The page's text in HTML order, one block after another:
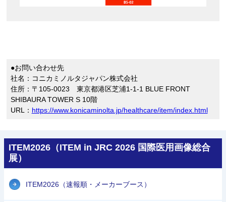
●お問い合わせ先
社名：コニカミノルタジャパン株式会社
住所：〒105-0023 東京都港区芝浦1-1-1 BLUE FRONT
SHIBAURA TOWER S 10階
URL： https://www.konicaminolta.jp/healthcare/item/index.html
ITEM2026（ITEM in JRC 2026 国際医用画像総合
展）
ITEM2026（速報順・メーカーブース）